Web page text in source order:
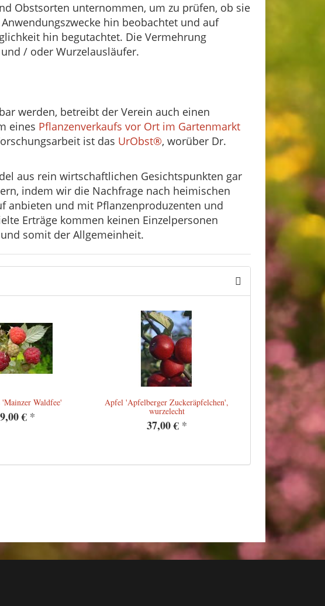
Obstsorten unternommen, um zu prüfen, ob sie
hin beobachtet und auf
hin begutachtet. Die Vermehrung
/ oder Wurzelausläufer.
werden, betreibt der Verein auch einen
eines Pflanzenverkaufs vor Ort im Gartenmarkt
ist das UrObst®, worüber Dr.
aus rein wirtschaftlichen Gesichtspunkten gar
indem wir die Nachfrage nach heimischen
anbieten und mit Pflanzenproduzenten und
Erträge kommen keinen Einzelpersonen
somit der Allgemeinheit.
Waldfee'
€ *
Apfel 'Apfelberger Zuckeräpfelchen',
wurzelecht
37,00 € *